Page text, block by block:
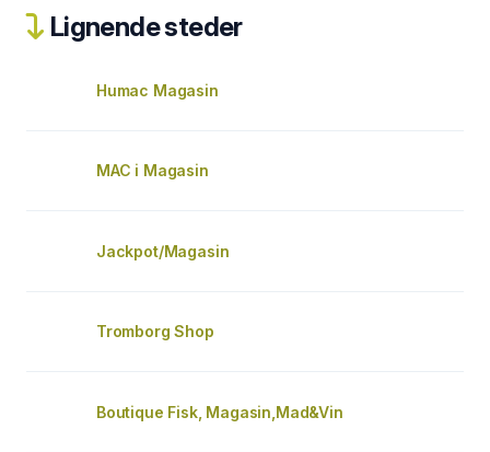
Lignende steder
Humac Magasin
MAC i Magasin
Jackpot/Magasin
Tromborg Shop
Boutique Fisk, Magasin,Mad&Vin